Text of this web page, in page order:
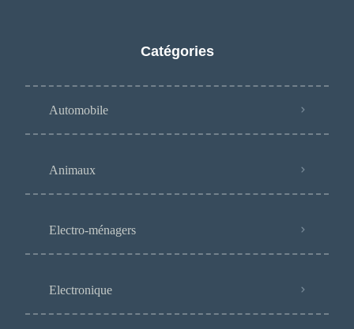
Catégories
Automobile
Animaux
Electro-ménagers
Electronique